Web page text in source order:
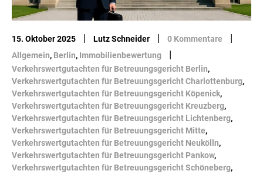
15. Oktober 2025 | Lutz Schneider | 0 Kommentare |
Allgemein, Berlin, Immobilienbewertung |
Verkehrswertgutachten für Betreuungsgericht Berlin,
Verkehrswertgutachten für Betreuungsgericht Charlottenburg,
Verkehrswertgutachten für Betreuungsgericht Köpenick,
Verkehrswertgutachten für Betreuungsgericht Kreuzberg,
Verkehrswertgutachten für Betreuungsgericht Lichtenberg,
Verkehrswertgutachten für Betreuungsgericht Mitte,
Verkehrswertgutachten für Betreuungsgericht Neukölln,
Verkehrswertgutachten für Betreuungsgericht Pankow,
Verkehrswertgutachten für Betreuungsgericht Schöneberg,